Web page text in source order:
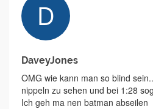
DaveyJones
OMG wie kann man so blind
nippeln zu sehen und bei 1:28
Ich geh ma nen batman abseilen